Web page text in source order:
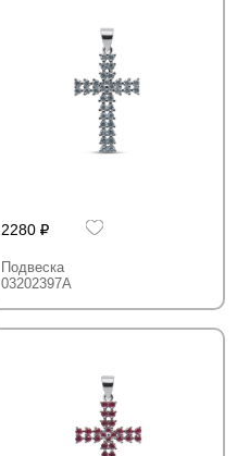
2280
Подвеска
03202397A